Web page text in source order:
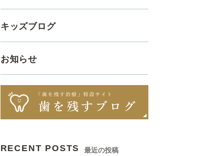
キッズブログ
お知らせ
RECENT POSTS 最近の投稿